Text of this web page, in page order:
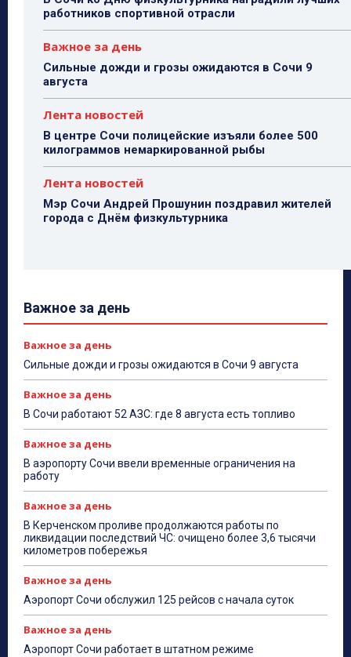
работников спортивной отрасли
Важное за день
Сильные дожди и грозы ожидаются в Сочи 9
августа
Лента новостей
В центре Сочи полицейские изъяли более 500
килограммов немаркированной рыбы
Лента новостей
Мэр Сочи Андрей Прошунин поздравил жителей
города с Днём физкультурника
Важное за день
Важное за день
Сильные дожди и грозы ожидаются в Сочи 9 августа
Важное за день
В Сочи работают 52 АЗС: где 8 августа есть топливо
Важное за день
В аэропорту Сочи ввели временные ограничения на
работу
Важное за день
В Керченском проливе продолжаются работы по
ликвидации последствий ЧС: очищено более 3,6 тысячи
километров побережья
Важное за день
Аэропорт Сочи обслужил 125 рейсов с начала суток
Важное за день
Аэропорт Сочи работает в штатном режиме